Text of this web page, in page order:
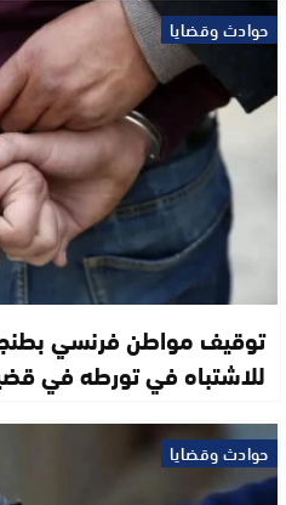
حوادث وقضايا
توقيف مواطن فرنسي
للاشتباه في تورطه في
حوادث وقضايا